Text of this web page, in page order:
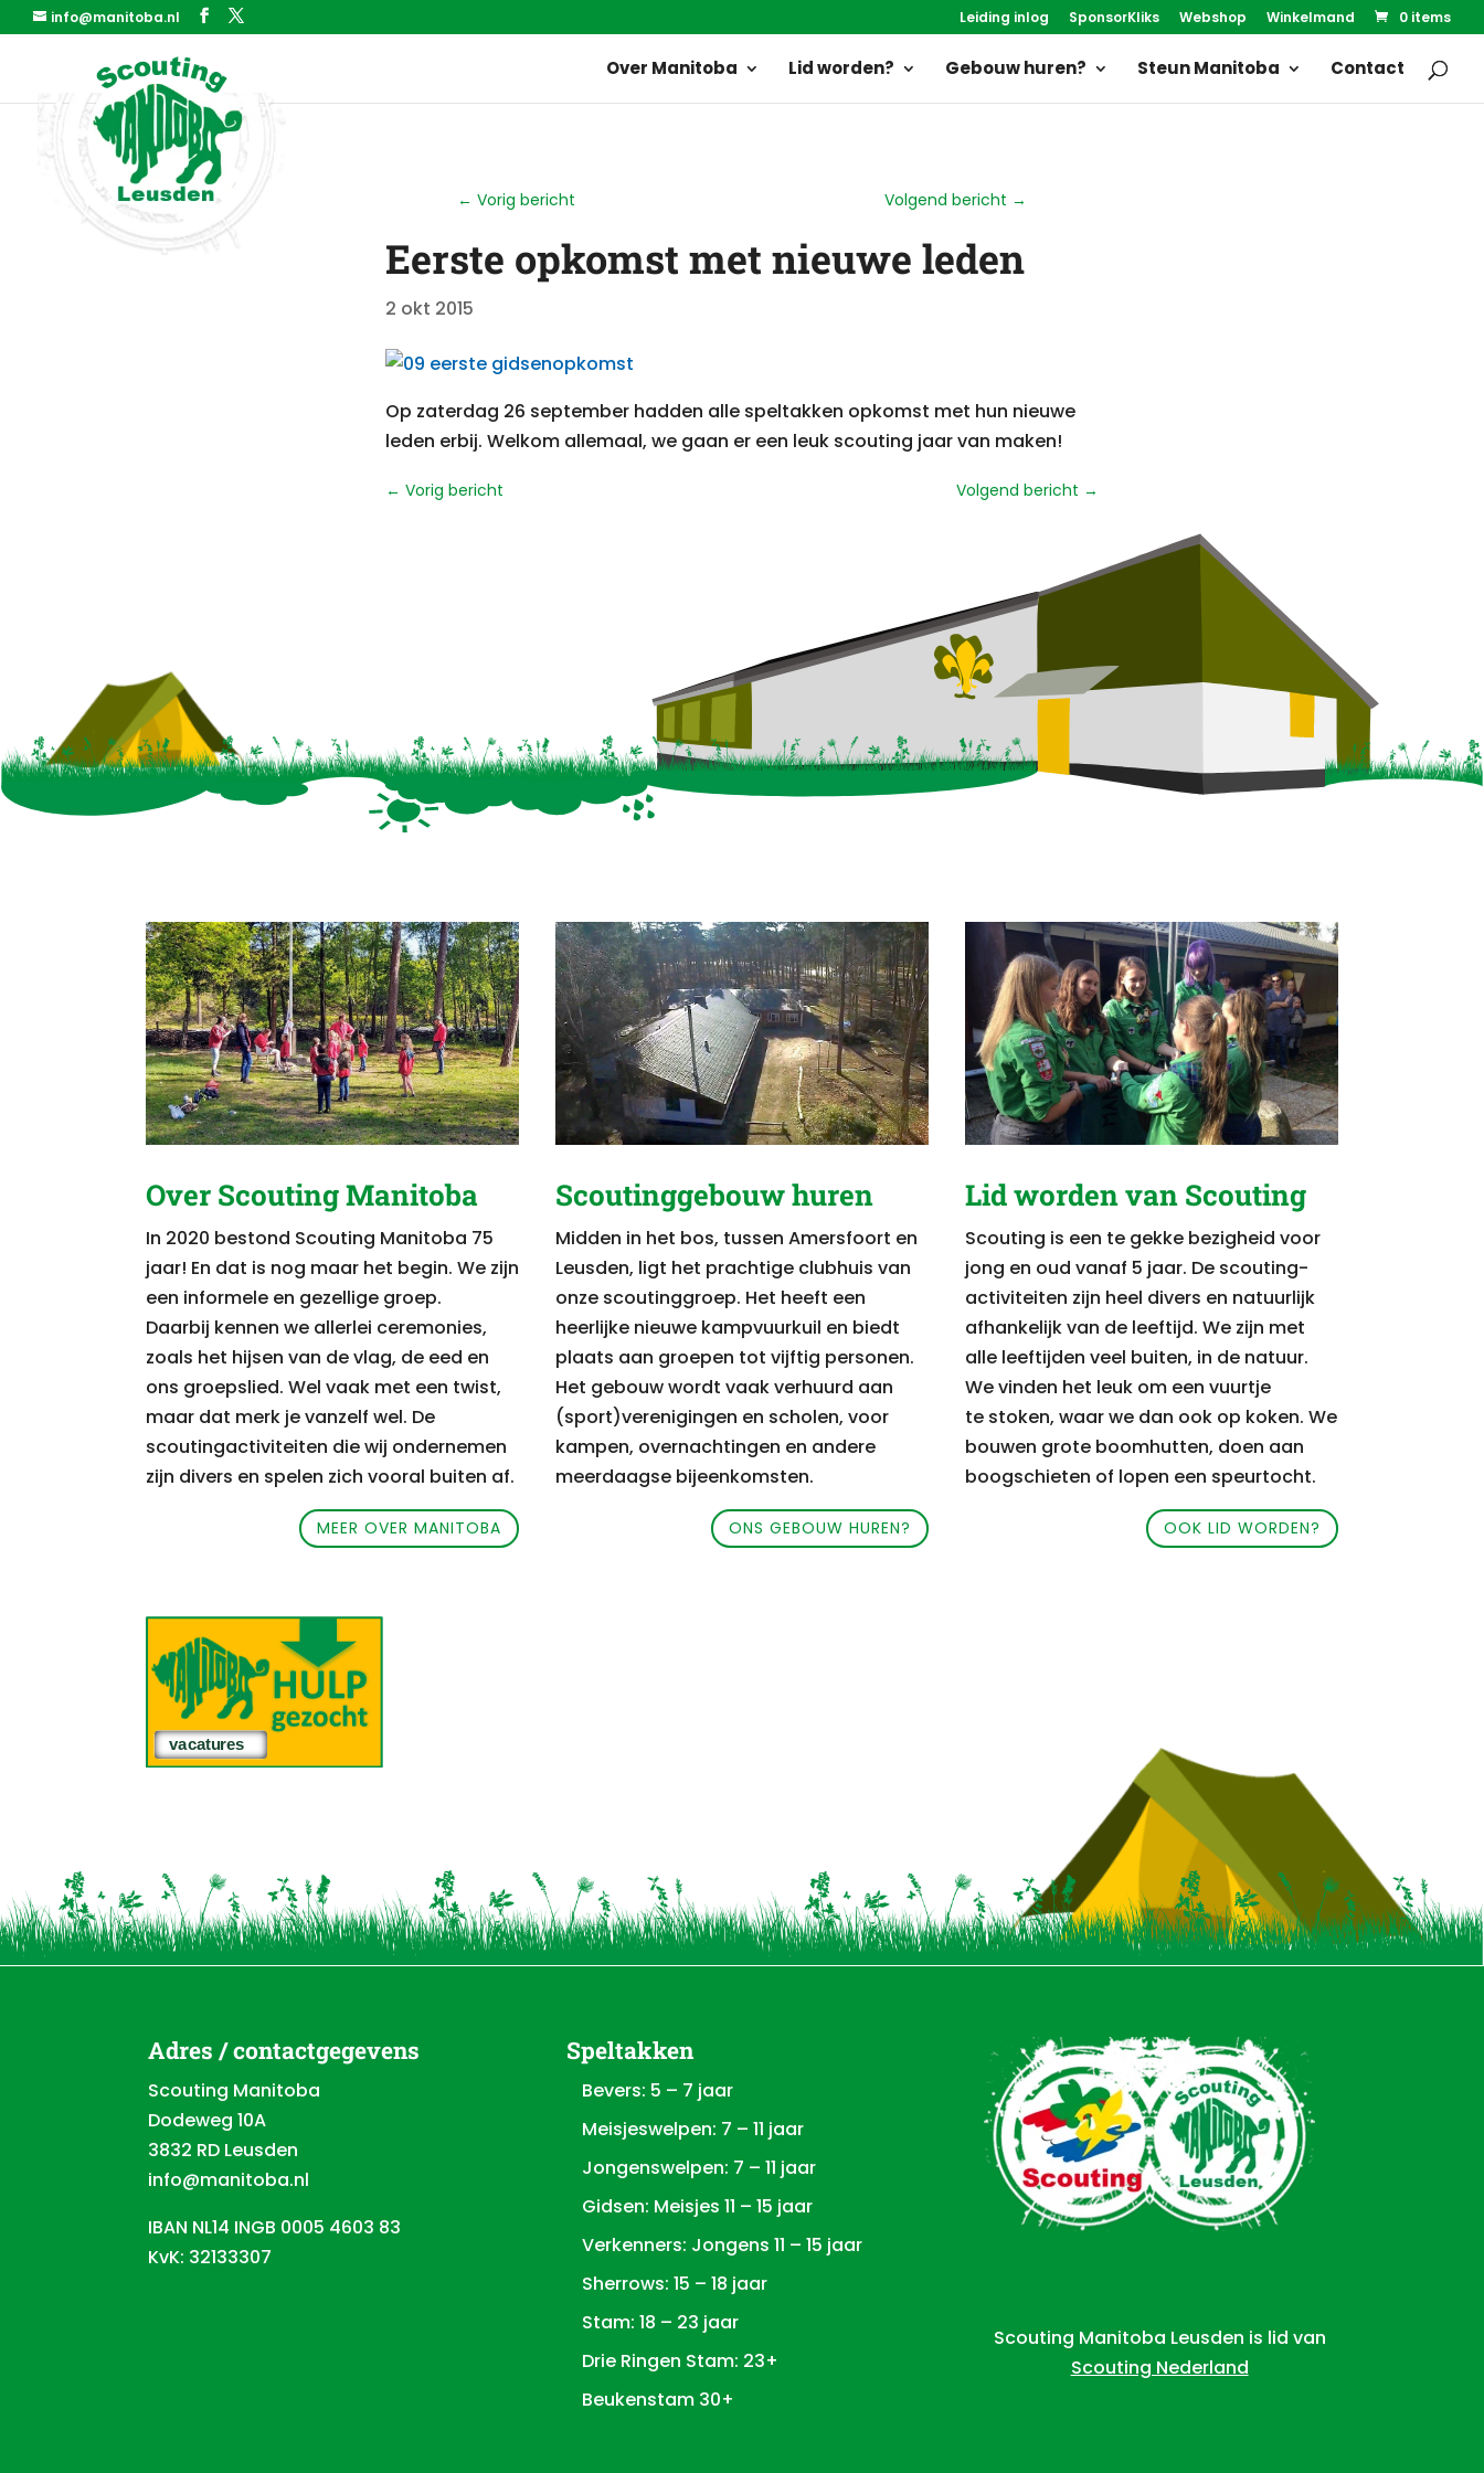
info@manitoba.nl Leiding inlog SponsorKliks Webshop Winkelmand 0 items
Over Manitoba Lid worden? Gebouw huren? Steun Manitoba Contact
← Vorig bericht Volgend bericht →
Eerste opkomst met nieuwe leden
2 okt 2015
Op zaterdag 26 september hadden alle speltakken opkomst met hun nieuwe
leden erbij. Welkom allemaal, we gaan er een leuk scouting jaar van maken!
←Vorig bericht Volgend bericht →
Over Scouting Manitoba
In 2020 bestond Scouting Manitoba 75
jaar! En dat is nog maar het begin. We zijn
een informele en gezellige groep.
Daarbij kennen we allerlei ceremonies,
zoals het hijsen van de vlag, de eed en
ons groepslied. Wel vaak met een twist,
maar dat merk je vanzelf wel. De
scoutingactiviteiten die wij ondernemen
zijn divers en spelen zich vooral buiten af.
MEER OVER MANITOBA
Scoutinggebouw huren
Midden in het bos, tussen Amersfoort en
Leusden, ligt het prachtige clubhuis van
onze scoutinggroep. Het heeft een
heerlijke nieuwe kampvuurkuil en biedt
plaats aan groepen tot vijftig personen.
Het gebouw wordt vaak verhuurd aan
(sport)verenigingen en scholen, voor
kampen, overnachtingen en andere
meerdaagse bijeenkomsten.
ONS GEBOUW HUREN?
Lid worden van Scouting
Scouting is een te gekke bezigheid voor
jong en oud vanaf 5 jaar. De scouting-
activiteiten zijn heel divers en natuurlijk
afhankelijk van de leeftijd. We zijn met
alle leeftijden veel buiten, in de natuur.
We vinden het leuk om een vuurtje
te stoken, waar we dan ook op koken. We
bouwen grote boomhutten, doen aan
boogschieten of lopen een speurtocht.
OOK LID WORDEN?
Adres / contactgegevens
Scouting Manitoba
Dodeweg 10A
3832 RD Leusden
info@manitoba.nl
IBAN NL14 INGB 0005 4603 83
KvK: 32133307
Speltakken
Bevers: 5 – 7 jaar
Meisjeswelpen: 7 – 11 jaar
Jongenswelpen: 7 – 11 jaar
Gidsen: Meisjes 11 – 15 jaar
Verkenners: Jongens 11 – 15 jaar
Sherrows: 15 – 18 jaar
Stam: 18 – 23 jaar
Drie Ringen Stam: 23+
Beukenstam 30+
Scouting Manitoba Leusden is lid van
Scouting Nederland